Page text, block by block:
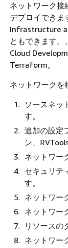
ネットワーク接
デプロイできま
Infrastructure
ともできます
Cloud
Terraform。
ネットワークを
ソースネッ
す。
追加の設定
ン、
ネットワー
セキュリテ
す。
ネットワー
ネットワー
リソースの
ネットワー